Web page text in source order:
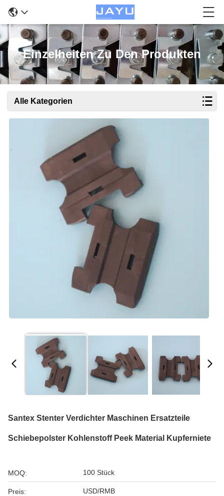
Einzelheiten Zu Den Produkten
Alle Kategorien
Santex Stenter Verdichter Maschinen Ersatzteile
Schiebepolster Kohlenstoff Peek Material Kupferniete
MOQ: 100 Stück
Preis: USD/RMB